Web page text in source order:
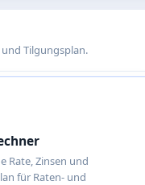
Tilgungsplan.
Rate, Zinsen und
für Raten- und